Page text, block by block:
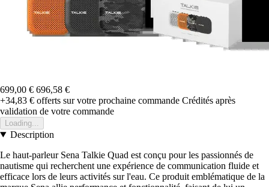
699,00 € 696,58 €
+34,83 € offerts sur votre prochaine commande Crédités après
validation de votre commande
Loading...
Description
Le haut-parleur Sena Talkie Quad est conçu pour les passionnés de
nautisme qui recherchent une expérience de communication fluide et
efficace lors de leurs activités sur l'eau. Ce produit emblématique de la